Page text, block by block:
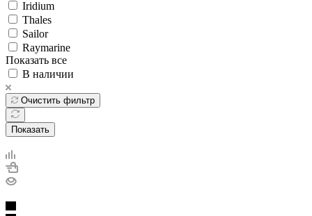
Iridium
Thales
Sailor
Raymarine
Показать все
В наличии
Очистить фильтр
Показать